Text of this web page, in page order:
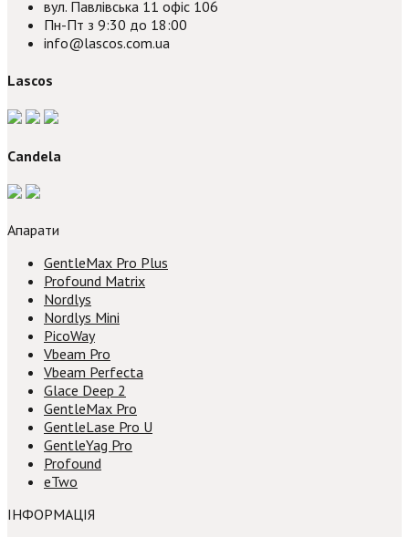
вул. Павлівська 11 офіс 106
Пн-Пт з 9:30 до 18:00
info@lascos.com.ua
Lascos
Candela
Апарати
GentleMax Pro Plus
Profound Matrix
Nordlys
Nordlys Mini
PicoWay
Vbeam Pro
Vbeam Perfecta
Glace Deep 2
GentleMax Pro
GentleLase Pro U
GentleYag Pro
Profound
eTwo
ІНФОРМАЦІЯ